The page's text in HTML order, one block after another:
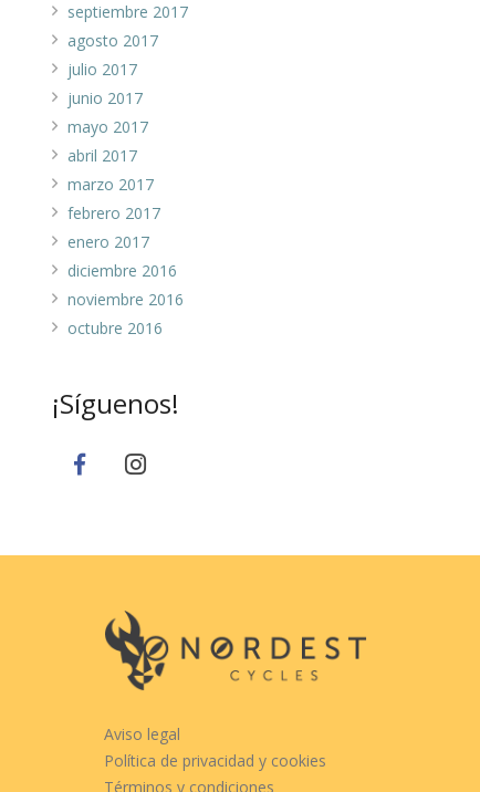
septiembre 2017
agosto 2017
julio 2017
junio 2017
mayo 2017
abril 2017
marzo 2017
febrero 2017
enero 2017
diciembre 2016
noviembre 2016
octubre 2016
¡Síguenos!
Aviso legal
Política de privacidad y cookies
Términos y condiciones